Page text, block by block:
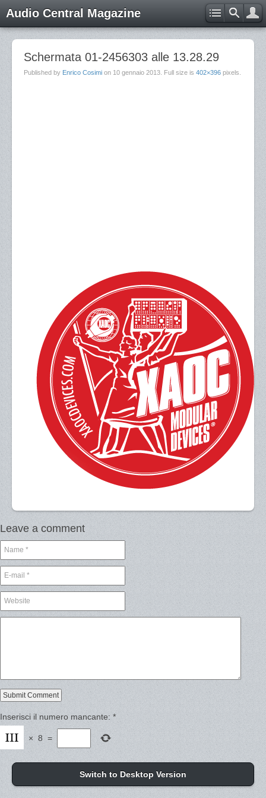
Audio Central Magazine
Schermata 01-2456303 alle 13.28.29
Published by Enrico Cosimi on 10 gennaio 2013 . Full size is 402×396 pixels.
Leave a comment
Inserisci il numero mancante: *
× 8 =
Switch to Desktop Version